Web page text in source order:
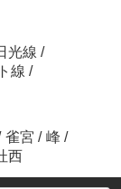
光線 /
線 /
雀宮 / 峰 /
西